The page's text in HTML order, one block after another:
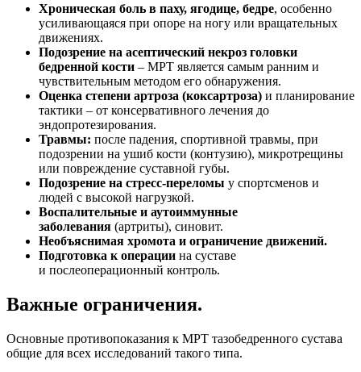
Хроническая боль в паху, ягодице, бедре, особенно
усиливающаяся при опоре на ногу или вращательных
движениях.
Подозрение на асептический некроз головки
бедренной кости – МРТ является самым ранним и
чувствительным методом его обнаружения.
Оценка степени артроза (коксартроза) и планирование
тактики – от консервативного лечения до
эндопротезирования.
Травмы: после падения, спортивной травмы, при
подозрении на ушиб кости (контузию), микротрещины
или повреждение суставной губы.
Подозрение на стресс-переломы у спортсменов и
людей с высокой нагрузкой.
Воспалительные и аутоиммунные
заболевания (артриты), синовит.
Необъяснимая хромота и ограничение движений.
Подготовка к операции на суставе
и послеоперационный контроль.
Важные ограничения.
Основные противопоказания к МРТ тазобедренного сустава
общие для всех исследований такого типа.